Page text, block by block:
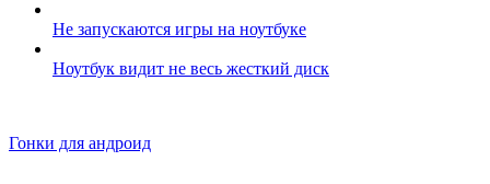
Не запускаются игры на ноутбуке
Ноутбук видит не весь жесткий диск
Гонки для андроид